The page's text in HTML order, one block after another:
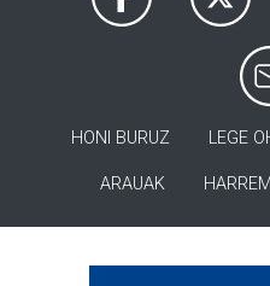
HONI BURUZ LEGE
ARAUAK